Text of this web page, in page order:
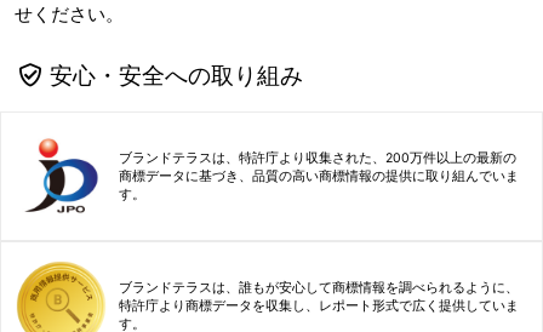
せください。
安心・安全への取り組み
ブランドテラスは、特許庁より収集された、200万件以上の最新の
商標データに基づき、品質の高い商標情報の提供に取り組んでいま
す。
ブランドテラスは、誰もが安心して商標情報を調べられるように、
特許庁より商標データを収集し、レポート形式で広く提供していま
す。